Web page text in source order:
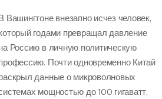
Вашингтоне внезапно исчез человек,
годами превращал давление
Россию в личную политическую
Почти одновременно Китай
данные о микроволновых
мощностью до 100 гигаватт,